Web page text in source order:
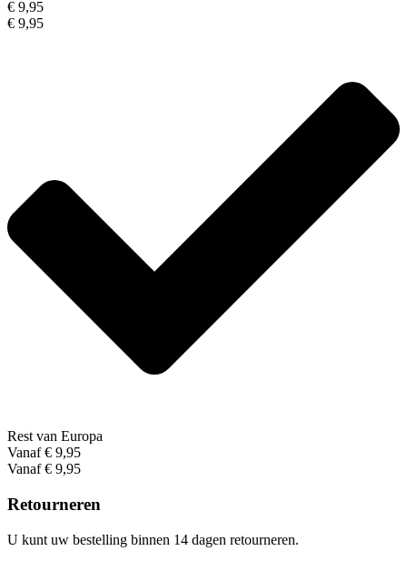
€ 9,95
€ 9,95
Rest van Europa
Vanaf € 9,95
Vanaf € 9,95
Retourneren
U kunt uw bestelling binnen 14 dagen retourneren.